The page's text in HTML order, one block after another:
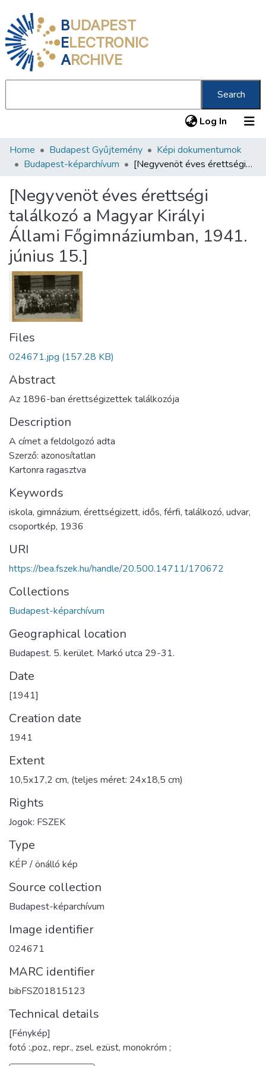
BUDAPEST
ELECTRONIC
ARCHIVE
Search
Log In (current)
Communities & Collections
Statistics
About us
Home Budapest Gyűjtemény
Képi dokumentumok
Budapest-képarchívum
[Negyvenöt éves érettségi találkozó a Magyar Királyi Állami Főgimnáziumban, 1941. június 15.]
[Negyvenöt éves érettségi
találkozó a Magyar Királyi
Állami Főgimnáziumban, 1941.
június 15.]
Files
024671.jpg (157.28 KB)
Abstract
Az 1896-ban érettségizettek találkozója
Description
A címet a feldolgozó adta
Szerző: azonosítatlan
Kartonra ragasztva
Keywords
iskola, gimnázium, érettségizett, idős, férfi, találkozó, udvar,
csoportkép, 1936
URI
https://bea.fszek.hu/handle/20.500.14711/170672
Collections
Budapest-képarchívum
Geographical location
Budapest. 5. kerület. Markó utca 29-31.
Date
[1941]
Creation date
1941
Extent
10,5x17,2 cm, (teljes méret: 24x18,5 cm)
Rights
Jogok: FSZEK
Type
KÉP / önálló kép
Source collection
Budapest-képarchívum
Image identifier
024671
MARC identifier
bibFSZ01815123
Technical details
[Fénykép]
fotó :,poz., repr., zsel. ezüst, monokróm ;